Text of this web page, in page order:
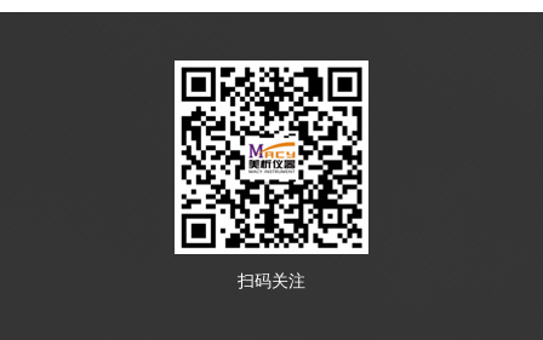
扫码关注